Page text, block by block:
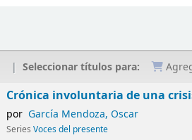
Seleccionar títulos para:
Crónica involuntaria de una
por García Mendoza, Oscar
SeriesVoces del presente